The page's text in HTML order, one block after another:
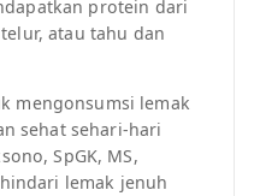
protein dari
atau tahu dan
mengonsumsi lemak
sehat sehari-hari
SpGK, MS,
lemak jenuh